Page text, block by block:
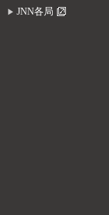
JNN各局